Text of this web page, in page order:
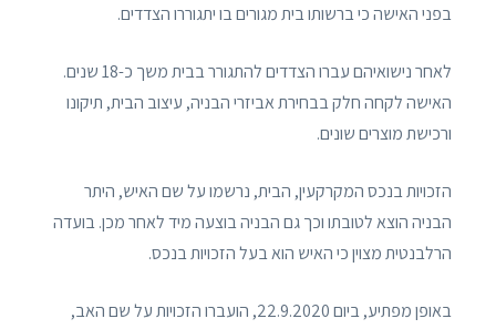
בפני האישה כי ברשותו בית מגורים בו יתגוררו הצדדים.
לאחר נישואיהם עברו הצדדים להתגורר בבית משך כ-18 שנים.
האישה לקחה חלק בבחירת אביזרי הבניה, עיצוב הבית, תיקונו
ורכישת מוצרים שונים.
הזכויות בנכס המקרקעין, הבית, נרשמו על שם האיש, היתר
הבניה הוצא לטובתו וכך גם הבניה בוצעה מיד לאחר מכן. בועדה
הרלבנטית מצוין כי האיש הוא בעל הזכויות בנכס.
באופן מפתיע, ביום 22.9.2020, הועברו הזכויות על שם האב,